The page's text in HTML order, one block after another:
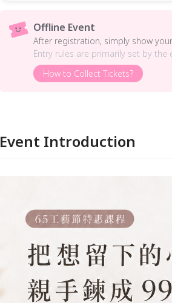
Offline Event
After registration, simply show
Entry rules are primarily set by the
How to Collect Tickets?
Event Introduction